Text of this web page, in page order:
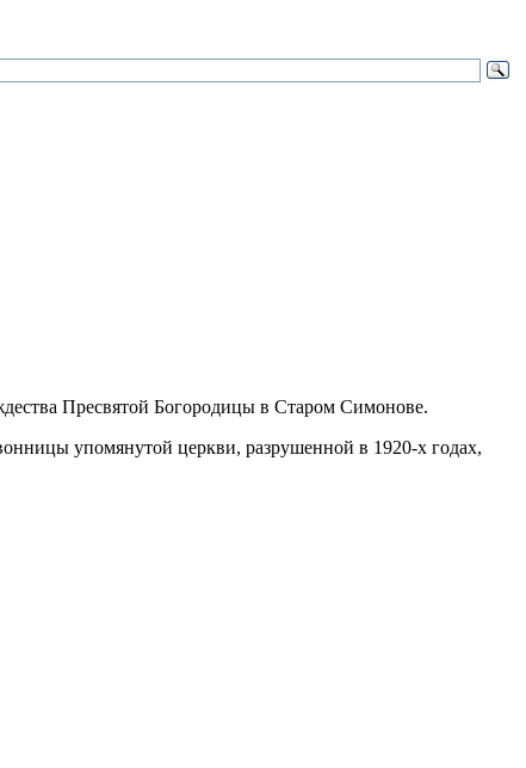
Пресвятой Богородицы в Старом Симонове.
упомянутой церкви, разрушенной в 1920-х годах,